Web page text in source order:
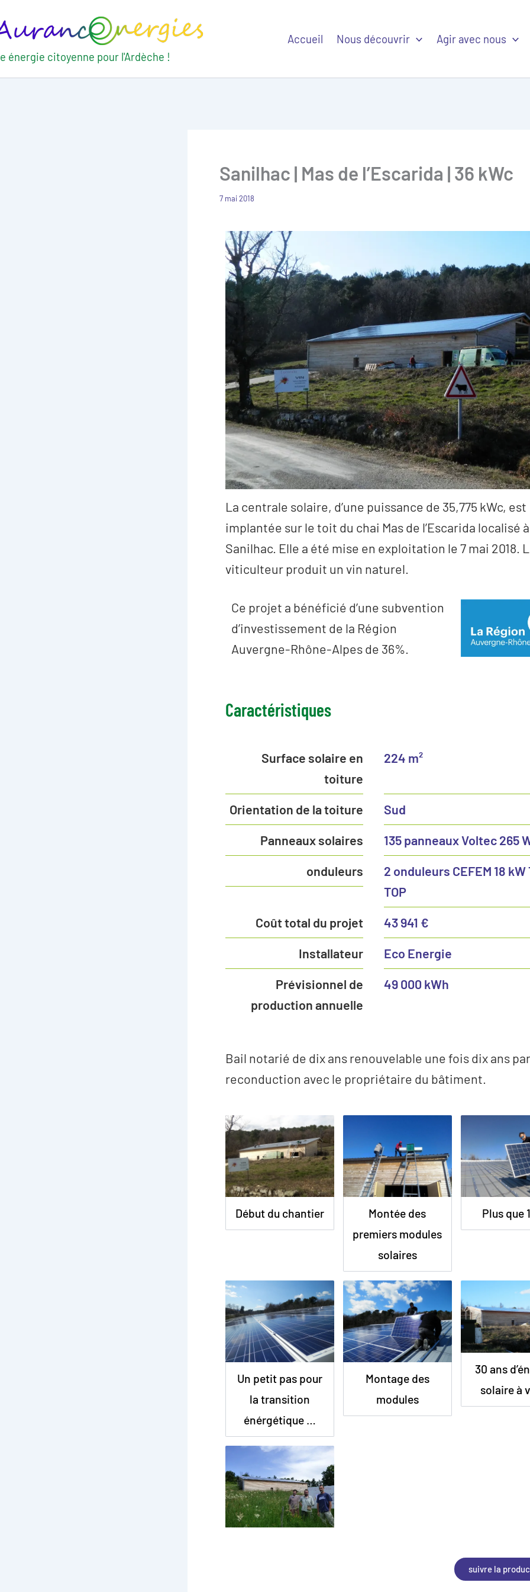
au
contenu
énergie citoyenne pour l'Ardèche !
Accueil Nous découvrir Agir avec nous
Sanilhac | Mas de l’Escarida | 36 kWc
7 mai 2018
La centrale solaire, d’une puissance de 35,775 kWc, est
implantée sur le toit du chai Mas de l’Escarida localisé à
Sanilhac. Elle a été mise en exploitation le 7 mai 2018.
viticulteur produit un vin naturel.
Ce projet a bénéficié d’une subvention
d’investissement de la Région
Auvergne-Rhône-Alpes de 36%.
Caractéristiques
Surface solaire en
toiture
224 m²
Orientation de la toiture
Sud
Panneaux solaires
135 panneaux Voltec 265
onduleurs
2 onduleurs CEFEM 18 kW
TOP
Coût total du projet
43 941 €
Installateur
Eco Energie
Prévisionnel de
production annuelle
49 000 kWh
Bail notarié de dix ans renouvelable une fois dix ans
reconduction avec le propriétaire du bâtiment.
Début du chantier
Montée des
premiers modules
solaires
Plus que
Un petit pas pour
la transition
énérgétique …
Montage des
modules
30 ans
solaire à
suivre la